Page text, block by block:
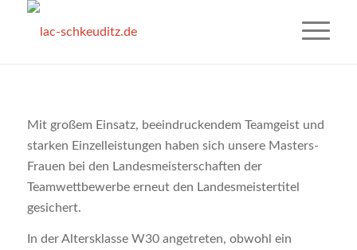
Mit großem Einsatz, beeindruckendem Teamgeist und
starken Einzelleistungen haben sich unsere Masters-
Frauen bei den Landesmeisterschaften der
Teamwettbewerbe erneut den Landesmeistertitel
gesichert.
In der Altersklasse W30 angetreten, obwohl ein